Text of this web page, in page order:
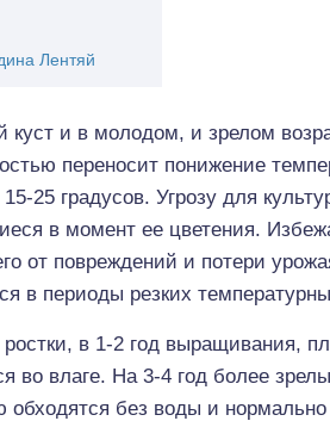
Лентяй
куст и в молодом, и зрелом
переносит понижение
25 градусов. Угрозу для
в момент ее цветения.
от повреждений и потери
в периоды резких
в 1-2 год выращивания,
во влаге. На 3-4 год более
обходятся без воды и